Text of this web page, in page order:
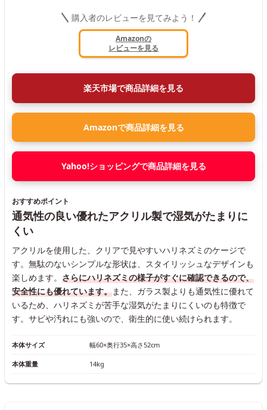
購入者のレビューを見てみよう！
Amazonの
レビューを見る
楽天市場で商品詳細を見る
Amazonで商品詳細を見る
Yahoo!ショッピングで商品詳細を見る
おすすめポイント
通気性の良い優れたアクリル製で湿気がたまりに
くい
アクリルを使用した、クリアで見やすいハリネズミのケージで
す。無駄のないシンプルな形状は、スタイリッシュなデザインも
楽しめます。 さらにハリネズミの様子がすぐに確認できるので、
安全性にも優れています。また、ガラス製よりも通気性に優れて
いるため、ハリネズミが苦手な湿気がたまりにくいのも特徴で
す。サビや汚れにも強いので、衛生的に使い続けられます。
本体サイズ 幅60×奥行35×高さ52cm
本体重量 14kg